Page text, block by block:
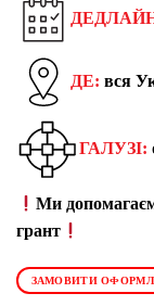
ДЕ: вся
ГАЛУЗІ:
Ми
грант
ЗАМОВИТИ